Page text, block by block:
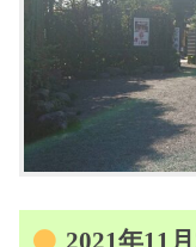
2021年11